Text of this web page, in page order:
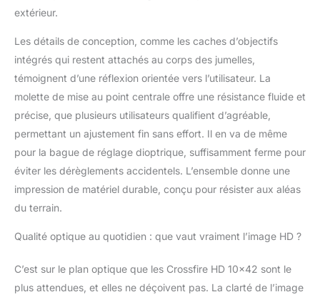
durabilité et une taille
Œilletons réglables
tournent vers le haut et
vers le bas pour une
visualisation
confortable avec ou
sans lunettes. La
molette centrale de
mise au point ajuste la
mise au point des deux
dioptrie (située sur
l'oculaire droit)
différences dans les
yeux d'un utilisateur.
extérieur.
Les détails de conception, comme les caches d’objectifs
intégrés qui restent attachés au corps des jumelles,
témoignent d’une réflexion orientée vers l’utilisateur. La
molette de mise au point centrale offre une résistance fluide et
précise, que plusieurs utilisateurs qualifient d’agréable,
permettant un ajustement fin sans effort. Il en va de même
pour la bague de réglage dioptrique, suffisamment ferme pour
éviter les dérèglements accidentels. L’ensemble donne une
impression de matériel durable, conçu pour résister aux aléas
du terrain.
Qualité optique au quotidien : que vaut vraiment l’image HD ?
C’est sur le plan optique que les Crossfire HD 10×42 sont le
plus attendues, et elles ne déçoivent pas. La clarté de l’image